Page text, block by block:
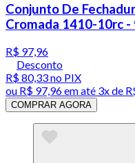
Conjunto De
Cromada 1410-10rc -
R$ 97,96
Desconto
R$ 80,33no PIX
ou R$ 97,96em até 3x de
COMPRAR AGORA